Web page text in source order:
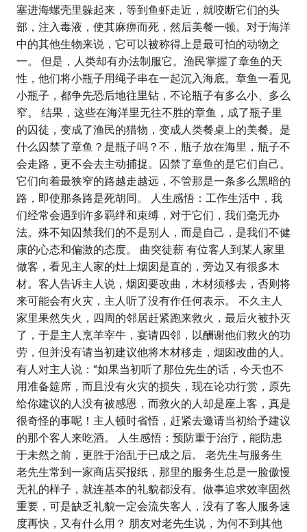
塞进海螺壳里躲起来，等到鱼虾走近，就咬断它们的头
部，注入毒液，使其麻痹而死，然后美餐一顿。对于海洋
中的其他生物来说，它可以被称得上是最可怕的动物之
一。 但是，人类却有办法制服它。渔民掌握了章鱼的天
性，他们将小瓶子用绳子串在一起沉入海底。章鱼一看见
小瓶子，都争先恐后地往里钻，不论瓶子有多么小、多么
窄。 结果，这些在海洋里无往不胜的章鱼，成了瓶子里
的囚徒，变成了渔民的猎物，变成人类餐桌上的美餐。是
什么囚禁了章鱼？是瓶子吗？不，瓶子放在海里，瓶子不
会走路，更不会去主动捕捉。囚禁了章鱼的是它们自己。
它们向着最狭窄的路越走越远，不管那是一条多么黑暗的
路，即使那条路是死胡同。 人生感悟：工作生活中，我
们经常会遇到许多羁绊和束缚，对于它们，我们毫无办
法。殊不知囚禁我们的不是别人，而是自己，是我们不健
康的心态和偏激的态度。 曲突徒薪 有位客人到某人家里
做客，看见主人家的灶上烟囱是直的，旁边又有很多木
材。客人告诉主人说，烟囱要改曲，木材须移去，否则将
来可能会有火灾，主人听了没有作任何表示。 不久主人
家里果然失火，四周的邻居赶紧跑来救火，最后火被扑灭
了，于是主人烹羊宰牛，宴请四邻，以酬谢他们救火的功
劳，但并没有请当初建议他将木材移走，烟囱改曲的人。
有人对主人说：“如果当初听了那位先生的话，今天也不
用准备筵席，而且没有火灾的损失，现在论功行赏，原先
给你建议的人没有被感恩，而救火的人却是座上客，真是
很奇怪的事呢！主人顿时省悟，赶紧去邀请当初给予建议
的那个客人来吃酒。 人生感悟：预防重于治疗，能防患
于未然之前，更胜于治乱于已成之后。 老先生与服务生
老先生常到一家商店买报纸，那里的服务生总是一脸傲慢
无礼的样子，就连基本的礼貌都没有。做事追求效率固然
重要，可是缺乏礼貌一定会流失客人，没有了客人服务速
度再快，又有什么用？ 朋友对老先生说，为何不到其他